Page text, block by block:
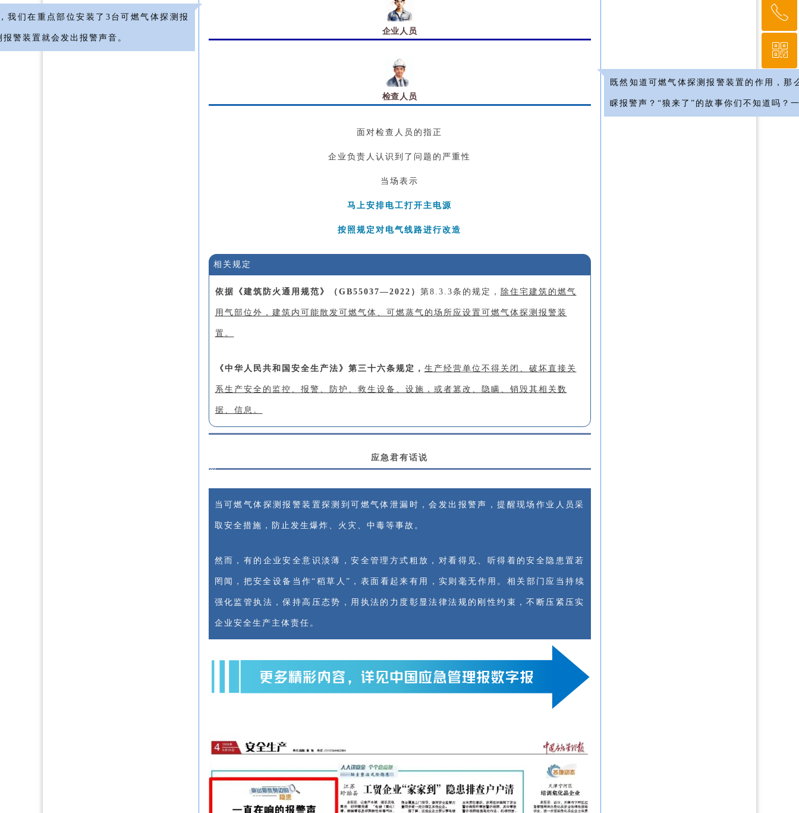
我们在重点部位安装了3台可燃气体探测报
警装置就会发出报警声音。
企业人员
检查人员
既然知道可燃气体探测报警装置的作用，
睬报警声？“狼来了”的故事你们不知道吗？
面对检查人员的指正
企业负责人认识到了问题的严重性
当场表示
马上安排电工打开主电源
按照规定对电气线路进行改造
相关规定
依据《建筑防火通用规范》（GB55037—2022） 第8.3.3条的规定， 除住宅建筑的燃气
用气部位外，建筑内可能散发可燃气体、可燃蒸气的场所应设置可燃气体探测报警装
置。
《中华人民共和国安全生产法》第三十六条规定， 生产经营单位不得关闭、破坏直接关
系生产安全的监控、报警、防护、救生设备、设施，或者篡改、隐瞒、销毁其相关数
据、信息。
应急君有话说
当可燃气体探测报警装置探测到可燃气体泄漏时，会发出报警声，提醒现场作业人员采
取安全措施，防止发生爆炸、火灾、中毒等事故。
然而，有的企业安全意识淡薄，安全管理方式粗放，对看得见、听得着的安全隐患置若
罔闻，把安全设备当作“稻草人”，表面看起来有用，实则毫无作用。相关部门应当持续
强化监管执法，保持高压态势，用执法的力度彰显法律法规的刚性约束，不断压紧压实
企业安全生产主体责任。
回到顶部
ꂅ
010-64919527
ꀥ
微信二维码